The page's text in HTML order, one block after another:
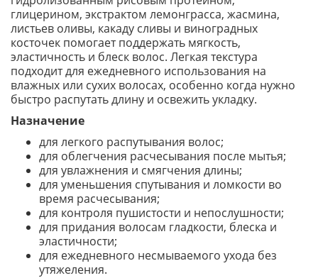
глицерином, экстрактом лемонграсса, жасмина,
листьев оливы, какаду сливы и виноградных
косточек помогает поддержать мягкость,
эластичность и блеск волос. Легкая текстура
подходит для ежедневного использования на
влажных или сухих волосах, особенно когда нужно
быстро распутать длину и освежить укладку.
Назначение
для легкого распутывания волос;
для облегчения расчесывания после мытья;
для увлажнения и смягчения длины;
для уменьшения спутывания и ломкости во
время расчесывания;
для контроля пушистости и непослушности;
для придания волосам гладкости, блеска и
эластичности;
для ежедневного несмываемого ухода без
утяжеления.